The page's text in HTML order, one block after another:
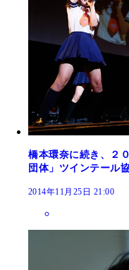
橋本環奈に続き、２
団体」ツインテール
2014年11月25日 21:00